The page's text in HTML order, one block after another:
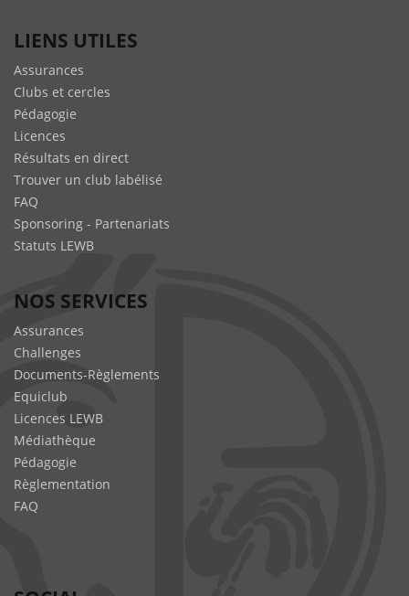
LIENS UTILES
Assurances
Clubs et cercles
Pédagogie
Licences
Résultats en direct
Trouver un club labélisé
FAQ
Sponsoring - Partenariats
Statuts LEWB
NOS SERVICES
Assurances
Challenges
Documents-Règlements
Equiclub
Licences LEWB
Médiathèque
Pédagogie
Règlementation
FAQ